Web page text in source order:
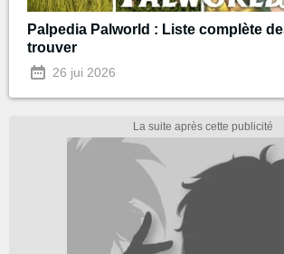
Palpedia Palworld : Liste complète
trouver
26 jui 2026